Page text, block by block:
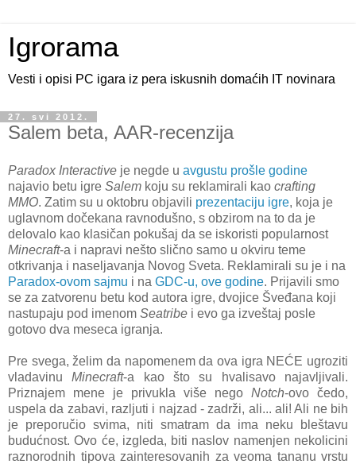
Igrorama
Vesti i opisi PC igara iz pera iskusnih domaćih IT novinara
27. svi 2012.
Salem beta, AAR-recenzija
Paradox Interactive je negde u avgustu prošle godine
najavio betu igre Salem koju su reklamirali kao crafting
MMO. Zatim su u oktobru objavili prezentaciju igre, koja je
uglavnom dočekana ravnodušno, s obzirom na to da je
delovalo kao klasičan pokušaj da se iskoristi popularnost
Minecraft-a i napravi nešto slično samo u okviru teme
otkrivanja i naseljavanja Novog Sveta. Reklamirali su je i na
Paradox-ovom sajmu i na GDC-u, ove godine. Prijavili smo
se za zatvorenu betu kod autora igre, dvojice Šveđana koji
nastupaju pod imenom Seatribe i evo ga izveštaj posle
gotovo dva meseca igranja.
Pre svega, želim da napomenem da ova igra NEĆE ugroziti
vladavinuMinecraft-a kao što su hvalisavo najavljivali.
Priznajem mene je privukla više nego Notch-ovo čedo,
uspela da zabavi, razljuti i najzad - zadrži, ali... ali! Ali ne bih
je preporučio svima, niti smatram da ima neku bleštavu
budućnost. Ovo će, izgleda, biti naslov namenjen nekolicini
raznorodnih tipova zainteresovanih za veoma tananu vrstu